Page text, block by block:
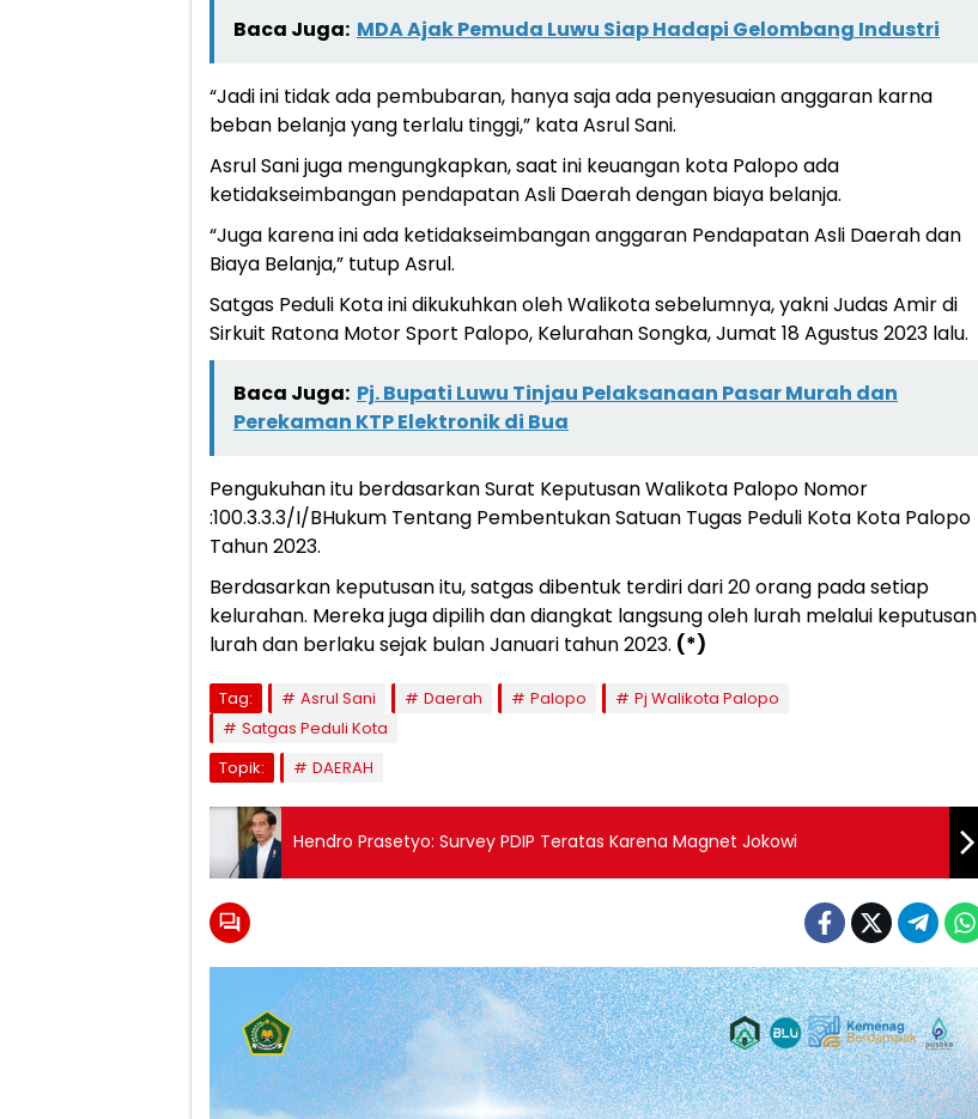
Baca Juga: MDA Ajak Pemuda Luwu Siap Hadapi Gelombang Industri
“Jadi ini tidak ada pembubaran, hanya saja ada penyesuaian anggaran karna
beban belanja yang terlalu tinggi,” kata Asrul Sani.
Asrul Sani juga mengungkapkan, saat ini keuangan kota Palopo ada
ketidakseimbangan pendapatan Asli Daerah dengan biaya belanja.
“Juga karena ini ada ketidakseimbangan anggaran Pendapatan Asli Daerah dan
Biaya Belanja,” tutup Asrul.
Satgas Peduli Kota ini dikukuhkan oleh Walikota sebelumnya, yakni Judas Amir di
Sirkuit Ratona Motor Sport Palopo, Kelurahan Songka, Jumat 18 Agustus 2023 lalu.
Baca Juga: Pj. Bupati Luwu Tinjau Pelaksanaan Pasar Murah dan
Perekaman KTP Elektronik di Bua
Pengukuhan itu berdasarkan Surat Keputusan Walikota Palopo Nomor
:100.3.3.3/I/BHukum Tentang Pembentukan Satuan Tugas Peduli Kota Kota Palopo
Tahun 2023.
Berdasarkan keputusan itu, satgas dibentuk terdiri dari 20 orang pada setiap
kelurahan. Mereka juga dipilih dan diangkat langsung oleh lurah melalui keputusan
lurah dan berlaku sejak bulan Januari tahun 2023. (*)
Tag: Asrul Sani Daerah Palopo
Pj Walikota Palopo
Satgas Peduli Kota
Topik:
DAERAH
Hendro Prasetyo: Survey PDIP Teratas Karena Magnet Jokowi